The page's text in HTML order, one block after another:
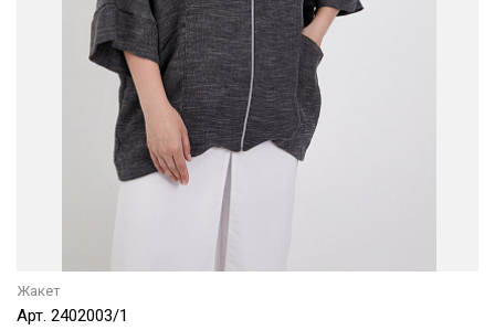
Жакет
Арт. 2402003/1